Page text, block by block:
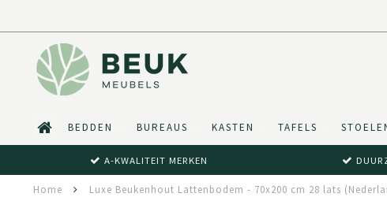
BEDDEN BUREAUS KASTEN TAFELS
A-KWALITEIT MERKEN
Home Luxe Beukenhout Lattenbodem - 70x200 cm 28 lats